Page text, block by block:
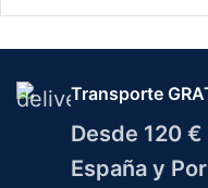
Transporte
Desde 120
España y